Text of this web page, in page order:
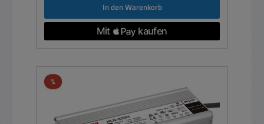
In den Warenkorb
%Rabatt